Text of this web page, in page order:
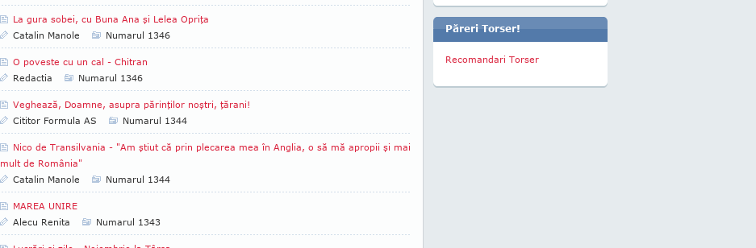
La gura sobei, cu Buna Ana şi Lelea Opriţa
Catalin Manole
Numarul 1346
O poveste cu un cal - Chitran
Redactia
Numarul 1346
Veghează, Doamne, asupra părinţilor noştri, ţărani!
Cititor Formula AS
Numarul 1344
Nico de Transilvania - "Am ştiut că prin plecarea mea în Anglia, o să mă apropii şi mai
mult de România"
Catalin Manole
Numarul 1344
MAREA UNIRE
Alecu Renita
Numarul 1343
Păreri Torser!
Recomandari Torser